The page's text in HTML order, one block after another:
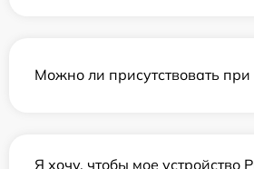
Можно ли присутствовать при
Я хочу, чтобы мое устройство